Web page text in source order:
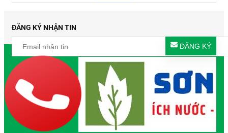
ĐĂNG KÝ NHẬN TIN
ĐĂNG KÝ